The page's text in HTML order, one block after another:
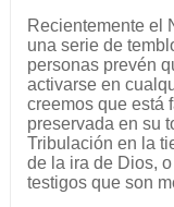
Recientemente el
una serie de
personas prevén
activarse en
creemos que está
preservada en su
Tribulación en la
de la ira de Dios,
testigos que son